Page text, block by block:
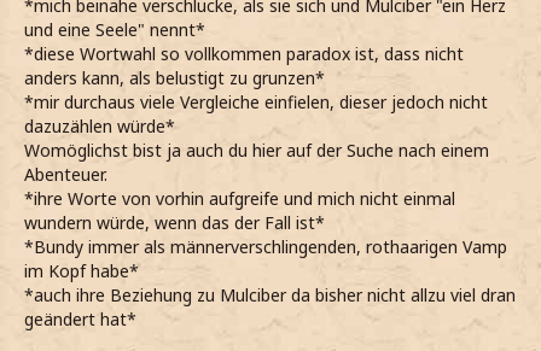
*mich beinahe verschlucke, als sie sich und Mulciber "ein Herz
und eine Seele" nennt*
*diese Wortwahl so vollkommen paradox ist, dass nicht
anders kann, als belustigt zu grunzen*
*mir durchaus viele Vergleiche einfielen, dieser jedoch nicht
dazuzählen würde*
Womöglichst bist ja auch du hier auf der Suche nach einem
Abenteuer.
*ihre Worte von vorhin aufgreife und mich nicht einmal
wundern würde, wenn das der Fall ist*
*Bundy immer als männerverschlingenden, rothaarigen Vamp
im Kopf habe*
*auch ihre Beziehung zu Mulciber da bisher nicht allzu viel dran
geändert hat*